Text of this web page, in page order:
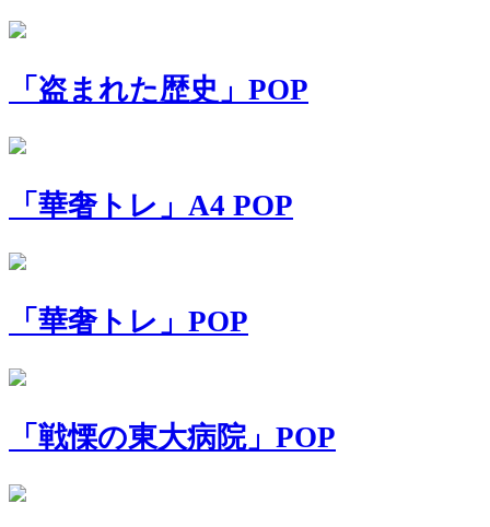
「盗まれた歴史」POP
「華奢トレ」A4 POP
「華奢トレ」POP
「戦慄の東大病院」POP